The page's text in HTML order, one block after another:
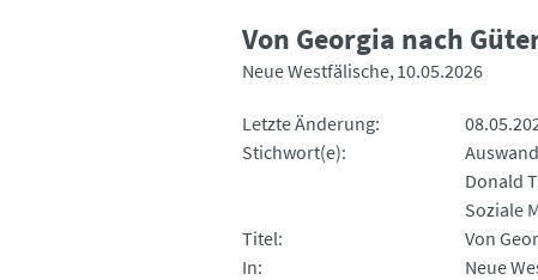
Von Georgia nach
Neue Westfälische 10.05.2026
Letzte Änderung
Stichwort(e)
Donald
Soziale
Titel
Von
In
Neue